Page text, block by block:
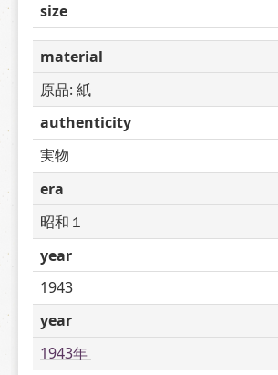
size
material
原品: 紙
authenticity
実物
era
昭和１
year
1943
year
1943年